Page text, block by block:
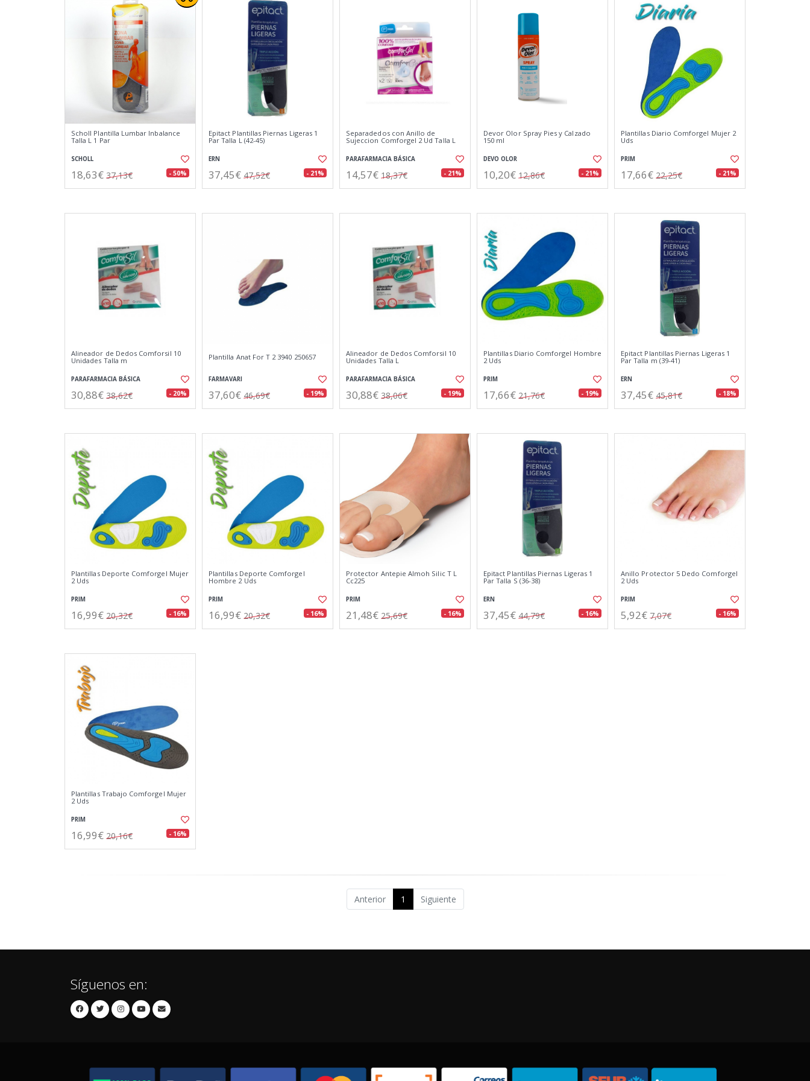
Scholl Plantilla Lumbar Inbalance
Talla L 1 Par
SCHOLL
18,63€ 37,13€ - 50%
Epitact Plantillas Piernas Ligeras 1
Par Talla L (42-45)
ERN
37,45€ 47,52€ - 21%
Separadedos con Anillo de
Sujeccion Comforgel 2 Ud Talla L
PARAFARMACIA BÁSICA
14,57€ 18,37€ - 21%
Devor Olor Spray Pies y Calzado
150 ml
DEVO OLOR
10,20€ 12,86€ - 21%
Plantillas Diario Comforgel Mujer 2
Uds
PRIM
17,66€ 22,25€ - 21%
Alineador de Dedos Comforsil 10
Unidades Talla m
PARAFARMACIA BÁSICA
30,88€ 38,62€ - 20%
Plantilla Anat For T 2 3940 250657
FARMAVARI
37,60€ 46,69€ - 19%
Alineador de Dedos Comforsil 10
Unidades Talla L
PARAFARMACIA BÁSICA
30,88€ 38,06€ - 19%
Plantillas Diario Comforgel Hombre
2 Uds
PRIM
17,66€ 21,76€ - 19%
Epitact Plantillas Piernas Ligeras 1
Par Talla m (39-41)
ERN
37,45€ 45,81€ - 18%
Plantillas Deporte Comforgel Mujer
2 Uds
PRIM
16,99€ 20,32€ - 16%
Plantillas Deporte Comforgel
Hombre 2 Uds
PRIM
16,99€ 20,32€ - 16%
Protector Antepie Almoh Silic T L
Cc225
PRIM
21,48€ 25,69€ - 16%
Epitact Plantillas Piernas Ligeras 1
Par Talla S (36-38)
ERN
37,45€ 44,79€ - 16%
Anillo Protector 5 Dedo Comforgel
2 Uds
PRIM
5,92€ 7,07€ - 16%
Plantillas Trabajo Comforgel Mujer
2 Uds
PRIM
16,99€ 20,16€ - 16%
Anterior 1 Siguiente
Síguenos en: